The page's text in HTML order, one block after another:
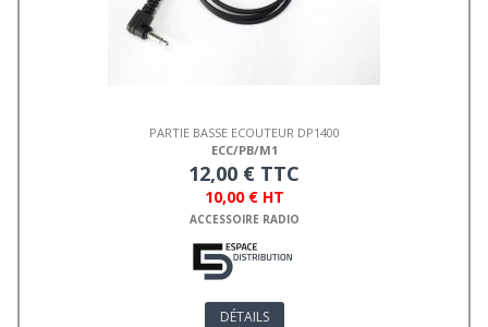
PARTIE BASSE ECOUTEUR DP1400
ECC/PB/M1
12,00 € TTC
10,00 € HT
ACCESSOIRE RADIO
DÉTAILS